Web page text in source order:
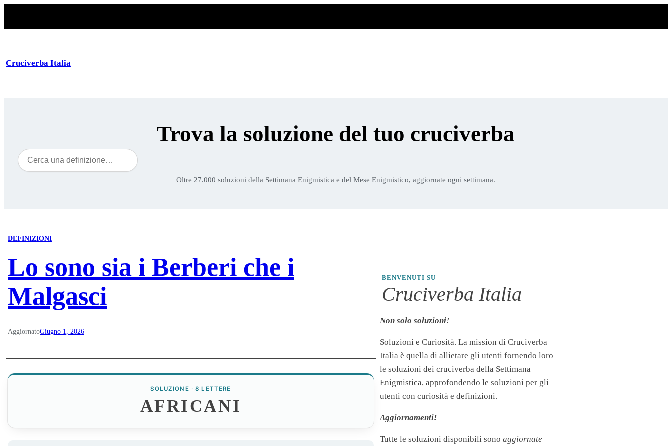
Cruciverba Italia
Trova la soluzione del tuo cruciverba
Cerca
Oltre 27.000 soluzioni della Settimana Enigmistica e del Mese Enigmistico, aggiornate ogni settimana.
DEFINIZIONI
Lo sono sia i Berberi che i
Malgasci
AggiornatoGiugno 1, 2026
SOLUZIONE · 8 LETTERE
AFRICANI
BENVENUTI SU
Cruciverba Italia
Non solo soluzioni!
Soluzioni e Curiosità. La mission di Cruciverba
Italia è quella di allietare gli utenti fornendo loro
le soluzioni dei cruciverba della Settimana
Enigmistica, approfondendo le soluzioni per gli
utenti con curiosità e definizioni.
Aggiornamenti!
Tutte le soluzioni disponibili sono aggiornate